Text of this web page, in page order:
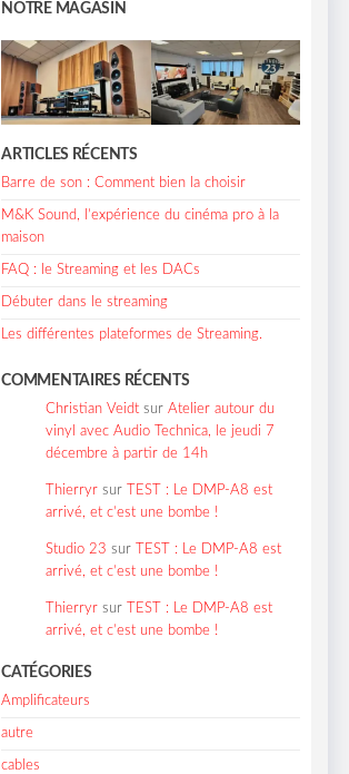
NOTRE MAGASIN
ARTICLES RÉCENTS
Barre de son : Comment bien la choisir
M&K Sound, l’expérience du cinéma pro à la
maison
FAQ : le Streaming et les DACs
Débuter dans le streaming
Les différentes plateformes de Streaming.
COMMENTAIRES RÉCENTS
Christian Veidt surAtelier autour du
vinyl avec Audio Technica, le jeudi 7
décembre à partir de 14h
Thierryr sur
TEST : Le DMP-A8 est
arrivé, et c’est une bombe !
Studio 23 sur
TEST : Le DMP-A8 est
arrivé, et c’est une bombe !
Thierryr sur
TEST : Le DMP-A8 est
arrivé, et c’est une bombe !
CATÉGORIES
Amplificateurs
autre
cables